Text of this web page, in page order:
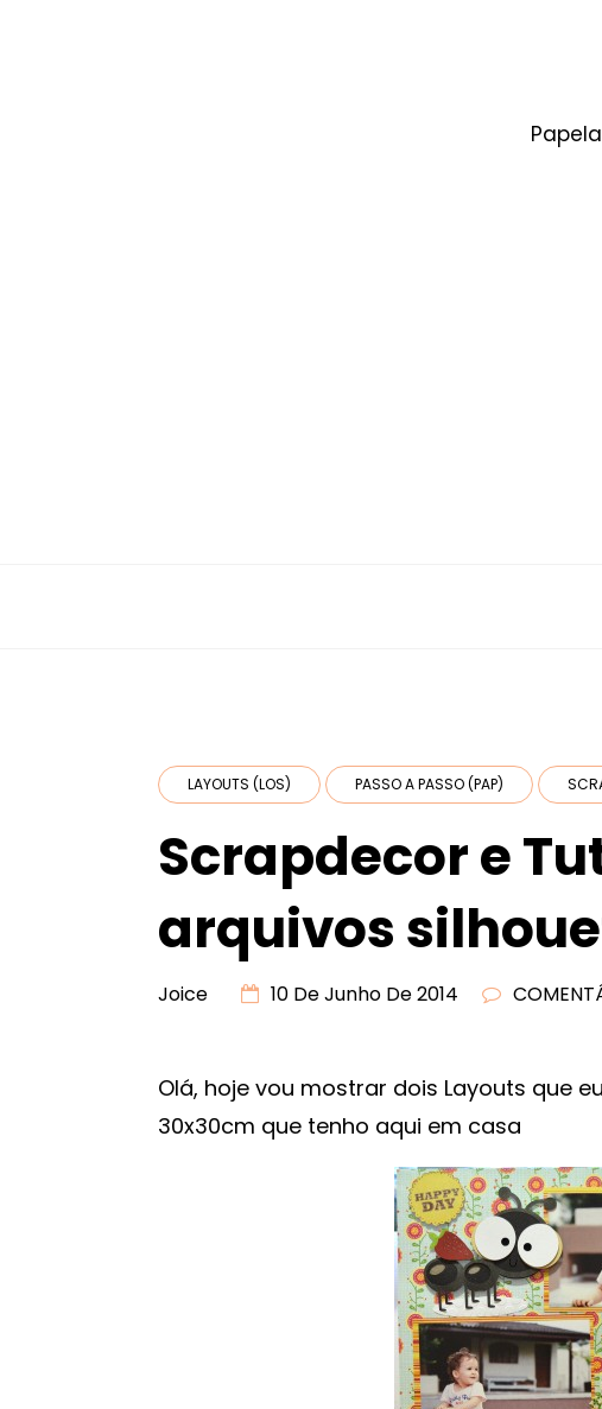
LAYOUTS (LOS) PASSO A PASSO (PAP)
Scrapdecor e
arquivos
Joice 10 De Junho De 2014
Olá, hoje vou mostrar dois Layouts que
30x30cm que tenho aqui em casa